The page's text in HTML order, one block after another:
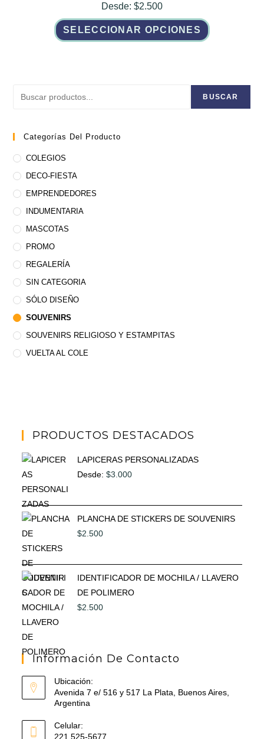
Desde: $2.500
SELECCIONAR OPCIONES
pueden
elegir
BUSCAR
Categorías Del Producto
COLEGIOS
DECO-FIESTA
EMPRENDEDORES
INDUMENTARIA
MASCOTAS
PROMO
REGALERÍA
SIN CATEGORIA
SÓLO DISEÑO
SOUVENIRS
SOUVENIRS RELIGIOSO Y ESTAMPITAS
VUELTA AL COLE
PRODUCTOS DESTACADOS
LAPICERAS PERSONALIZADAS
Desde:$3.000
PLANCHA DE STICKERS DE SOUVENIRS
$2.500
IDENTIFICADOR DE MOCHILA / LLAVERO
DE POLIMERO
$2.500
Información De Contacto
Ubicación:
Avenida 7 e/ 516 y 517 La Plata, Buenos Aires,
Argentina
Celular:
221 525-5677